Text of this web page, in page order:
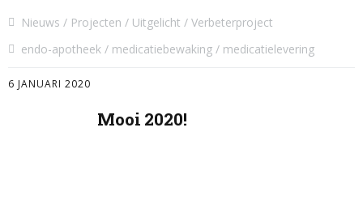
Nieuws Projecten Uitgelicht
Verbeterproject
endo-apotheek
medicatiebewaking medicatielevering
6 JANUARI 2020
Mooi 2020!